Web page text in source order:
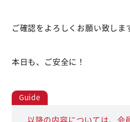
ご確認をよろしくお願い致しま
本日も、ご安全に！
以降の内容については、会